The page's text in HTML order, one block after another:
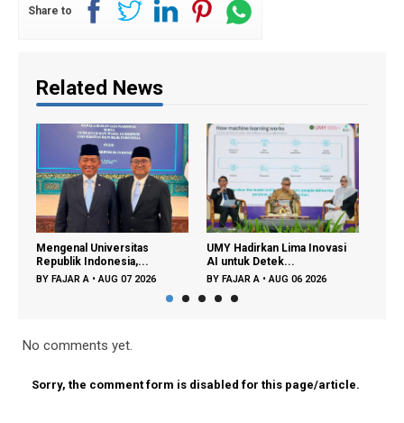
Share to
Related News
Mengenal Universitas
Republik Indonesia,...
BY FAJAR A •AUG 07 2026
UMY Hadirkan Lima Inovasi
AI untuk Detek...
BY FAJAR A •AUG 06 2026
No comments yet.
Sorry, the comment form is disabled for this page/article.